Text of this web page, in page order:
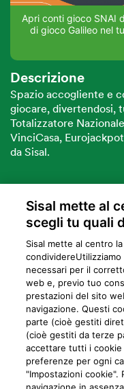
Apri conti gioco SNAI
di gioco Galileo nel
Descrizione
Spazio accogliente e
giocare, divertendosi,
Totalizzatore
VinciCasa,
da Sisal.
VUOI
Privacy Cookie Mappa
Sisal mette al
scegli tu quali
Sisal mette al centro
necessari per il
web e, previo tuo
prestazioni del sito
navigazione. Questi
parte (cioè gestiti
(cioè gestiti da terze
accettare tutti i
preferenze per ogni
"Impostazioni cookie".